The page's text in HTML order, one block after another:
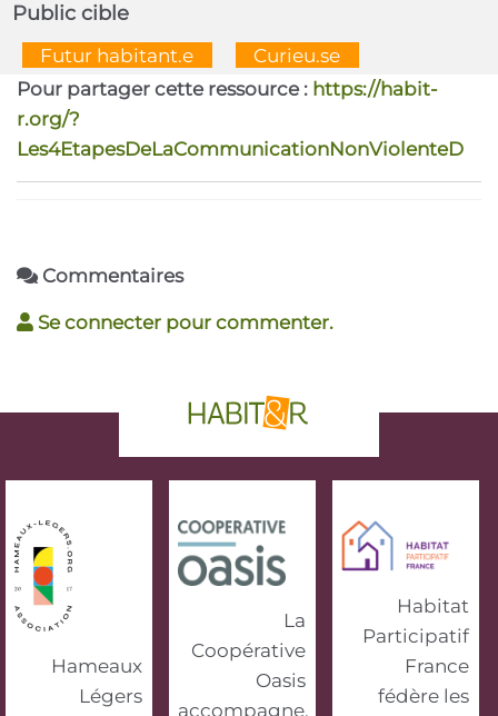
Public cible
  Futur habitant.e
  Curieu.se
Pour partager cette ressource : https://habit-
r.org/?
Les4EtapesDeLaCommunicationNonViolenteD
Commentaires
Se connecter pour commenter.
phrase d'accroche
Hameaux
Légers
La
Coopérative
Oasis
accompagne,
Habitat
Participatif
France
fédère les